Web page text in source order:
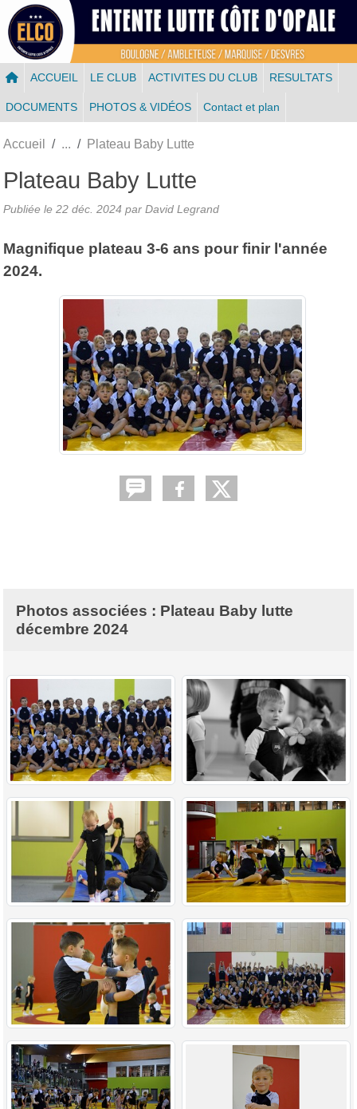
ACCUEIL LE CLUB ACTIVITES DU CLUB RESULTATS
DOCUMENTS PHOTOS & VIDÉOS Contact et plan
Accueil Plateau Baby Lutte
Plateau Baby Lutte
Publiée le 22 déc. 2024 par David Legrand
Magnifique plateau 3-6 ans pour finir l'année
2024.
Photos associées : Plateau Baby lutte
décembre 2024
Panneau de gestion des cookies